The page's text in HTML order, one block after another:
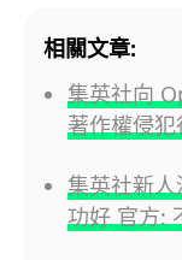
相關文章:
集英社向
著作權侵犯
集英社新
功好 官方: